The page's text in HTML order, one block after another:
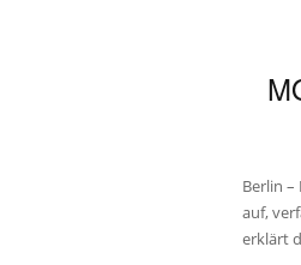
Berlin
auf,
erklärt